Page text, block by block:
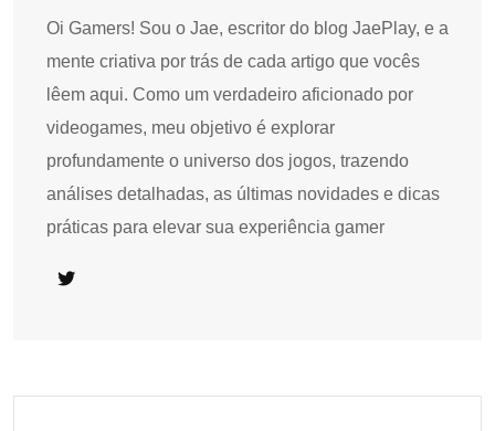
Oi Gamers! Sou o Jae, escritor do blog JaePlay, e a
mente criativa por trás de cada artigo que vocês
lêem aqui. Como um verdadeiro aficionado por
videogames, meu objetivo é explorar
profundamente o universo dos jogos, trazendo
análises detalhadas, as últimas novidades e dicas
práticas para elevar sua experiência gamer